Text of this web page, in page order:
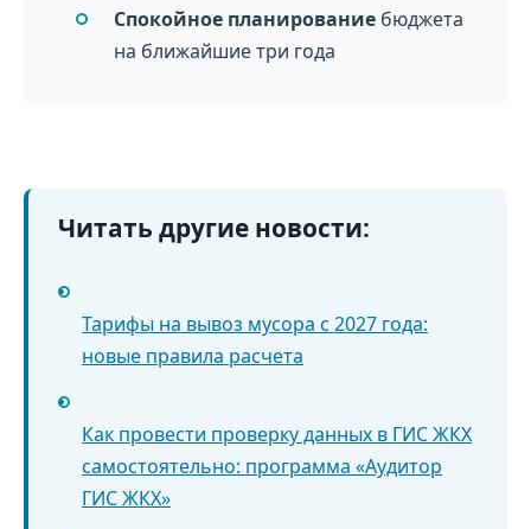
Спокойное планирование бюджета
на ближайшие три года
Читать другие новости:
•
Тарифы на вывоз мусора с 2027 года:
новые правила расчета
•
Как провести проверку данных в ГИС ЖКХ
самостоятельно: программа «Аудитор
ГИС ЖКХ»